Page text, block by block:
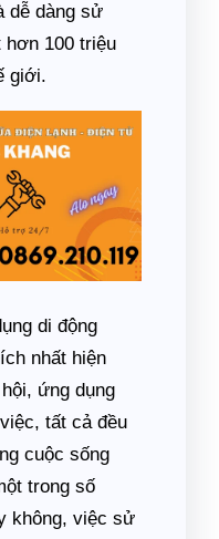
dễ dàng sử
hơn 100 triệu
giới.
di động
nhất hiện
ứng dụng
tất cả đều
cuộc sống
trong số
không, việc sử